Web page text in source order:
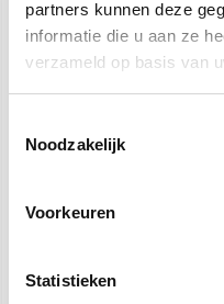
partners kunnen deze
informatie die u aan ze
verzameld op basis van
Noodzakelijk
Voorkeuren
Statistieken
27,50